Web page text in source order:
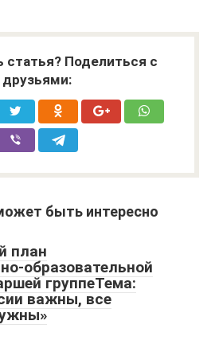
статья? Поделиться с
друзьями:
быть интересно
план
образовательной
группеТема:
важны, все